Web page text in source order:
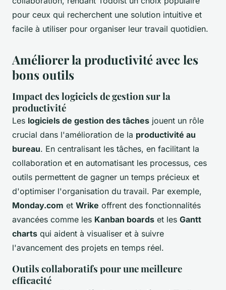
pour ceux qui recherchent une solution intuitive et
facile à utiliser pour organiser leur travail quotidien.
Améliorer la productivité avec les
bons outils
Impact des logiciels de gestion sur la
productivité
Les logiciels de gestion des tâches jouent un rôle
crucial dans l'amélioration de la productivité au
bureau. En centralisant les tâches, en facilitant la
collaboration et en automatisant les processus, ces
outils permettent de gagner un temps précieux et
d'optimiser l'organisation du travail. Par exemple,
Monday.com et Wrike offrent des fonctionnalités
avancées comme les Kanban boards et les Gantt
charts qui aident à visualiser et à suivre
l'avancement des projets en temps réel.
Outils collaboratifs pour une meilleure
efficacité